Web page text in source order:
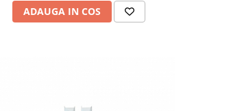
ADAUGA IN COS